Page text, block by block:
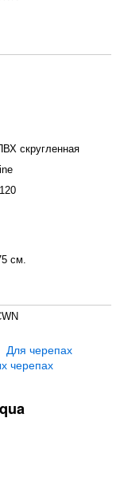
скругленная
см.
Для черепах
черепах